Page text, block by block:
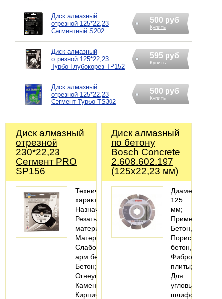
Диск алмазный
отрезной 125*22,23
Сегментный S202
500 руб
Купить
Диск алмазный
отрезной 125*22,23
Турбо Глубокорез TP152
595 руб
Купить
Диск алмазный
отрезной 125*22,23
Сегмент Турбо TS302
500 руб
Купить
Диск алмазный
отрезной
230*22,23
Сегмент PRO
SP156
Технические
характеристики
Назначение:
Резать
материал
Материалы:
Слабо
арм.бетон;
Бетон;
Огнеупоры;
Камень;
Кирпич;
Диск алмазный
по бетону
Bosch Concrete
2.608.602.197
(125х22,23 мм)
Диаметр
125
мм;
Применение
Бетон,
Пористый
бетон,
плиты;
Для
угловых
шлифовальных